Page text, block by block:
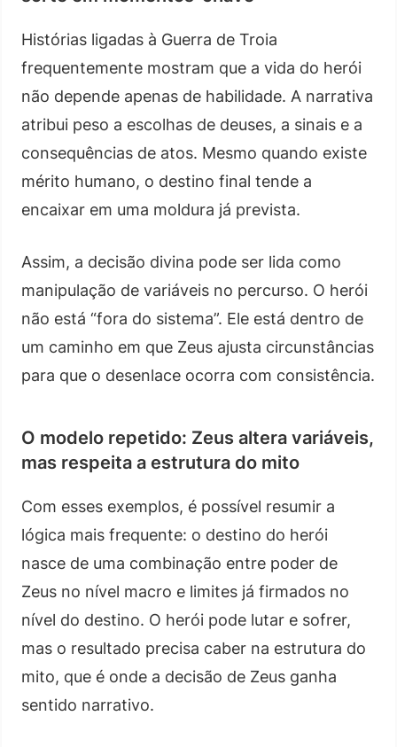
Histórias ligadas à Guerra de Troia
frequentemente mostram que a vida do herói
não depende apenas de habilidade. A narrativa
atribui peso a escolhas de deuses, a sinais e a
consequências de atos. Mesmo quando existe
mérito humano, o destino final tende a
encaixar em uma moldura já prevista.
Assim, a decisão divina pode ser lida como
manipulação de variáveis no percurso. O herói
não está “fora do sistema”. Ele está dentro de
um caminho em que Zeus ajusta circunstâncias
para que o desenlace ocorra com consistência.
O modelo repetido: Zeus altera variáveis,
mas respeita a estrutura do mito
Com esses exemplos, é possível resumir a
lógica mais frequente: o destino do herói
nasce de uma combinação entre poder de
Zeus no nível macro e limites já firmados no
nível do destino. O herói pode lutar e sofrer,
mas o resultado precisa caber na estrutura do
mito, que é onde a decisão de Zeus ganha
sentido narrativo.